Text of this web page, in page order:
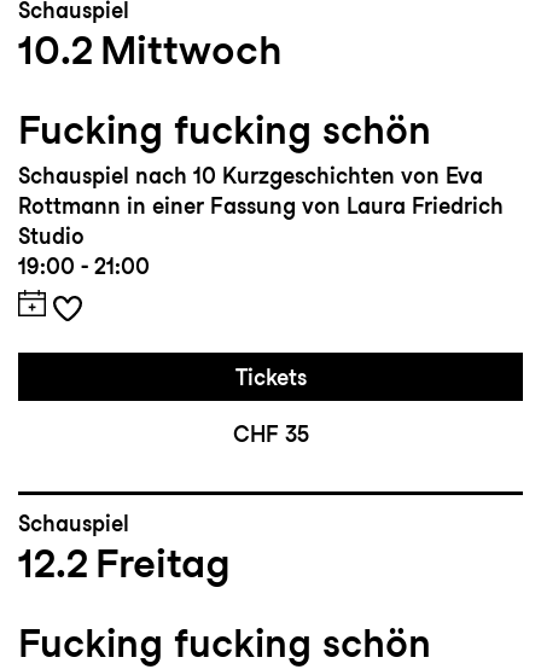
Schauspiel
10.2 Mittwoch
Fucking fucking schön
Schauspiel nach 10 Kurzgeschichten von Eva
Rottmann in einer Fassung von Laura Friedrich
Studio
19:00 - 21:00
Tickets
CHF 35
Schauspiel
12.2 Freitag
Fucking fucking schön